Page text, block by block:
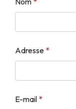
Adresse
E-mail